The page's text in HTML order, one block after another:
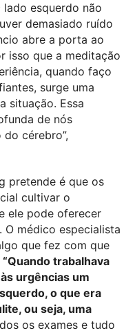
lado esquerdo não
demasiado ruído
abre a porta ao
isso que a meditação
quando faço
surge uma
situação. Essa
de nós
cérebro”,
pretende é que os
cultivar o
ele pode oferecer
O médico especialista
que fez com que
“Quando trabalhava
urgências um
o que era
ou seja, uma
os exames e tudo